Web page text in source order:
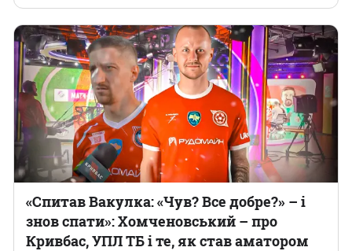
«Спитав Вакулка: «Чув? Все добре?» – і
знов спати»: Хомченовський – про
Кривбас, УПЛ ТБ і те, як став аматором